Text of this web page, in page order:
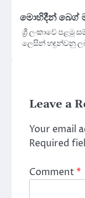
මොහිදීන් බෙග්
ශ්‍රී ලංකාවේ පළමු
ලෙසින් හඳුන්වනු
Leave a
Your email
Required
Comment*